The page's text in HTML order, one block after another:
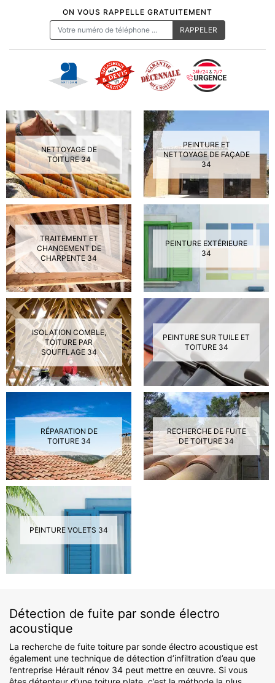
ON VOUS RAPPELLE GRATUITEMENT
NETTOYAGE DE
TOITURE 34
PEINTURE ET
NETTOYAGE DE FAÇADE
34
TRAITEMENT ET
CHANGEMENT DE
CHARPENTE 34
PEINTURE EXTÉRIEURE
34
ISOLATION COMBLE,
TOITURE PAR
SOUFFLAGE 34
PEINTURE SUR TUILE ET
TOITURE 34
RÉPARATION DE
TOITURE 34
RECHERCHE DE FUITE
DE TOITURE 34
PEINTURE VOLETS 34
Détection de fuite par sonde électro
acoustique
La recherche de fuite toiture par sonde électro acoustique est
également une technique de détection d’infiltration d’eau que
l’entreprise Hérault rénov 34 peut mettre en œuvre. Si vous